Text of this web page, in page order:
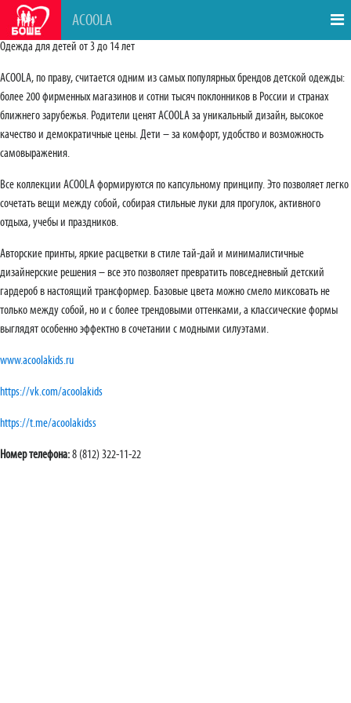
ACOOLA
Одежда для детей от 3 до 14 лет
ACOOLA, по праву, считается одним из самых популярных брендов детской одежды:
более 200 фирменных магазинов и сотни тысяч поклонников в России и странах
ближнего зарубежья. Родители ценят ACOOLA за уникальный дизайн, высокое
качество и демократичные цены. Дети – за комфорт, удобство и возможность
самовыражения.
Все коллекции ACOOLA формируются по капсульному принципу. Это позволяет легко
сочетать вещи между собой, собирая стильные луки для прогулок, активного
отдыха, учебы и праздников.
Авторские принты, яркие расцветки в стиле тай-дай и минималистичные
дизайнерские решения – все это позволяет превратить повседневный детский
гардероб в настоящий трансформер. Базовые цвета можно смело миксовать не
только между собой, но и с более трендовыми оттенками, а классические формы
выглядят особенно эффектно в сочетании с модными силуэтами.
www.acoolakids.ru
https://vk.com/acoolakids
https://t.me/acoolakidss
Номер телефона:8 (812) 322-11-22